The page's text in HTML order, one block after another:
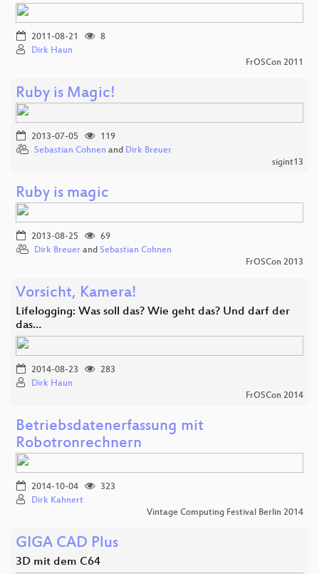
2011-08-21
8
Dirk Haun
FrOSCon 2011
Ruby is Magic!
2013-07-05
119
Sebastian Cohnen and Dirk Breuer
sigint13
Ruby is magic
2013-08-25
69
Dirk Breuer and Sebastian Cohnen
FrOSCon 2013
Vorsicht, Kamera!
Lifelogging: Was soll das? Wie geht das? Und darf der
das…
2014-08-23
283
Dirk Haun
FrOSCon 2014
Betriebsdatenerfassung mit
Robotronrechnern
2014-10-04
323
Dirk Kahnert
Vintage Computing Festival Berlin 2014
GIGA CAD Plus
3D mit dem C64